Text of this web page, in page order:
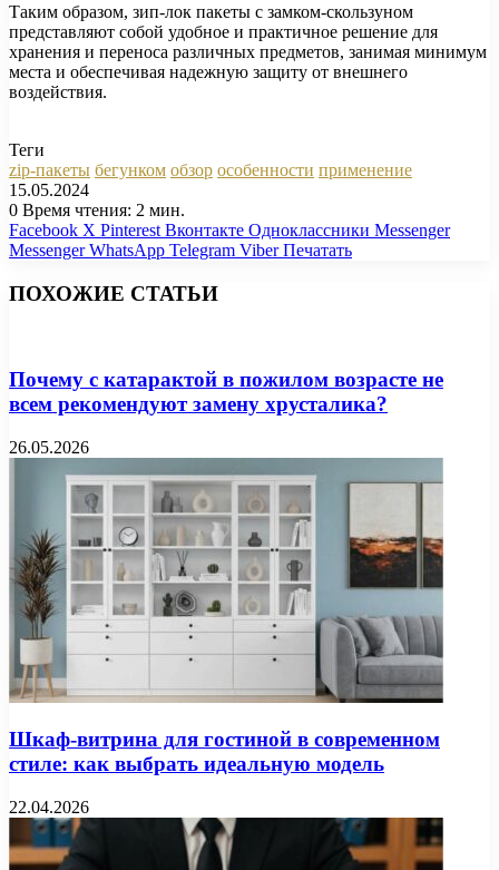
Таким образом, зип-лок пакеты с замком-скользуном
представляют собой удобное и практичное решение для
хранения и переноса различных предметов, занимая минимум
места и обеспечивая надежную защиту от внешнего
воздействия.
Теги
zip-пакеты бегунком обзор особенности применение
15.05.2024
0 Время чтения: 2 мин.
Facebook X Pinterest Вконтакте Одноклассники Messenger
Messenger WhatsApp Telegram Viber Печатать
ПОХОЖИЕ СТАТЬИ
Почему с катарактой в пожилом возрасте не
всем рекомендуют замену хрусталика?
26.05.2026
Шкаф-витрина для гостиной в современном
стиле: как выбрать идеальную модель
22.04.2026